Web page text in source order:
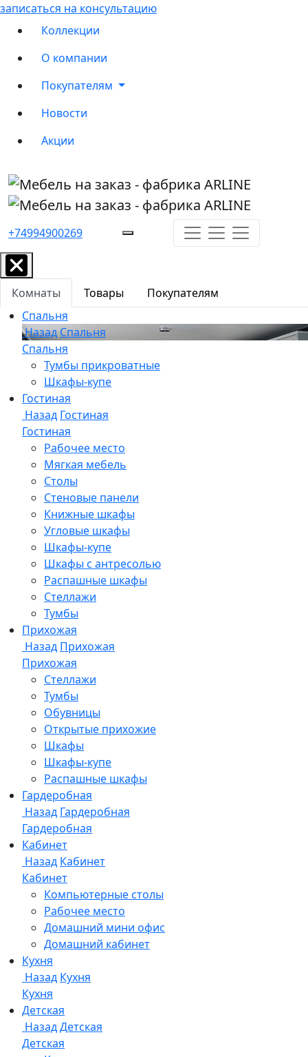
записаться на консультацию
Коллекции
О компании
Покупателям
Новости
Акции
+74994900269